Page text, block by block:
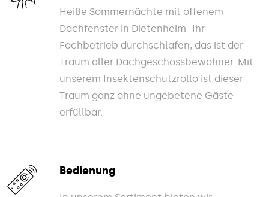
Heiße Sommernächte mit offenem
Dachfenster in Dietenheim- Ihr
Fachbetrieb durchschlafen, das ist der
Traum aller Dachgeschossbewohner. Mit
unserem Insektenschutzrollo ist dieser
Traum ganz ohne ungebetene Gäste
erfüllbar.
Bedienung